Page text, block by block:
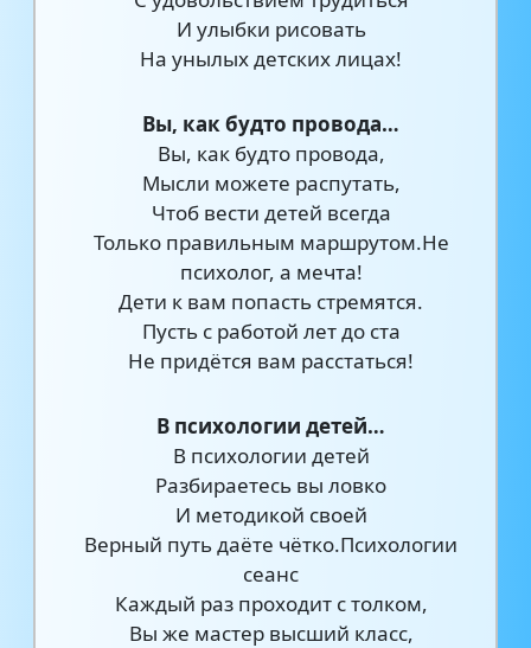
И улыбки рисовать
На унылых детских лицах!
Вы, как будто провода…
Вы, как будто провода,
Мысли можете распутать,
Чтоб вести детей всегда
Только правильным маршрутом.Не
психолог, а мечта!
Дети к вам попасть стремятся.
Пусть с работой лет до ста
Не придётся вам расстаться!
В психологии детей…
В психологии детей
Разбираетесь вы ловко
И методикой своей
Верный путь даёте чётко.Психологии
сеанс
Каждый раз проходит с толком,
Вы же мастер высший класс,